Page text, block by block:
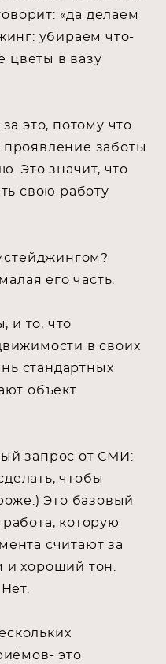
«да делаем
убираем что-
цветы в вазу
это, потому что
проявление заботы
Это значит, что
свою работу
его часть.
и то, что
в своих
стандартных
объект
запрос от СМИ:
чтобы
Это базовый
которую
считают за
хороший тон.
это